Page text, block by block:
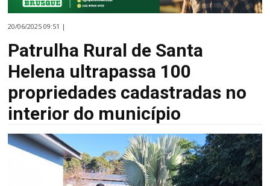
20/06/2025 09:51 |
Patrulha Rural de Santa
Helena ultrapassa 100
propriedades cadastradas no
interior do município